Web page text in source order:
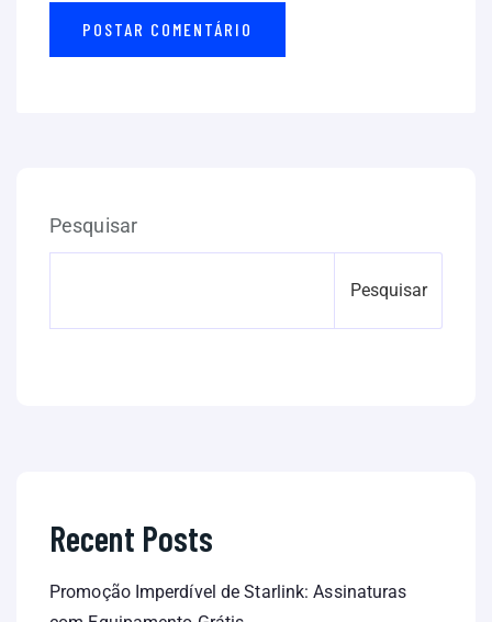
Pesquisar
Pesquisar
Recent Posts
Promoção Imperdível de Starlink: Assinaturas